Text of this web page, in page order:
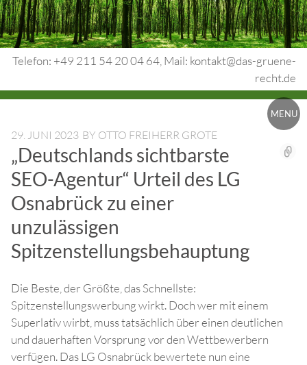
Skip
to
content
Telefon: +49 211 54 20 04 64, Mail: kontakt@das-gruene-
recht.de
Medienrecht.
gewerbl.
Rechtsschutz.
MENU
29. JUNI 2023 BY OTTO FREIHERR GROTE
„Deutschlands sichtbarste
SEO-Agentur“ Urteil des LG
Osnabrück zu einer
unzulässigen
Spitzenstellungsbehauptung
Die Beste, der Größte, das Schnellste:
Spitzenstellungswerbung wirkt. Doch wer mit einem
Superlativ wirbt, muss tatsächlich über einen deutlichen
und dauerhaften Vorsprung vor den Wettbewerbern
verfügen. Das LG Osnabrück bewertete nun eine